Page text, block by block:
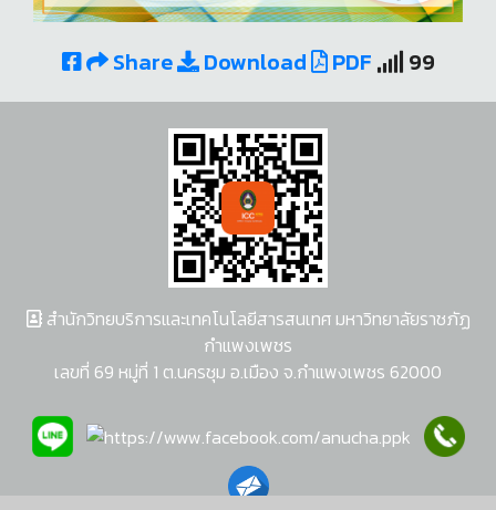
Share Download PDF 99
สำนักวิทยบริการและเทคโนโลยีสารสนเทศ มหาวิทยาลัยราชภัฏ
กำแพงเพชร
เลขที่ 69 หมู่ที่ 1 ต.นครชุม อ.เมือง จ.กำแพงเพชร 62000